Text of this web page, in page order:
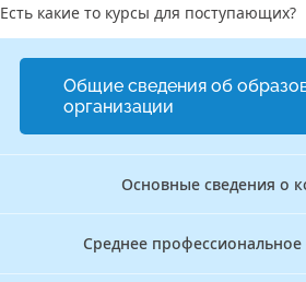
Есть какие то курсы для поступающих?
Общие сведения об
организации
Основные сведения о
Среднее